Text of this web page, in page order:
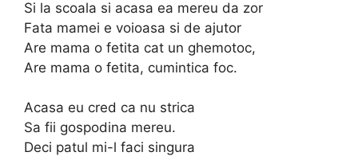
Si la scoala si acasa ea mereu da zor
Fata mamei e voioasa si de ajutor
Are mama o fetita cat un ghemotoc,
Are mama o fetita, cumintica foc.
Acasa eu cred ca nu strica
Sa fii gospodina mereu.
Deci patul mi-l faci singura